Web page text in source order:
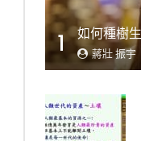
1 蔣壯 振宇